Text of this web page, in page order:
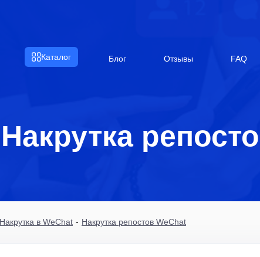
Каталог Блог Отзывы FAQ
Накрутка
Накрутка в WeChat - Накрутка репостов WeChat